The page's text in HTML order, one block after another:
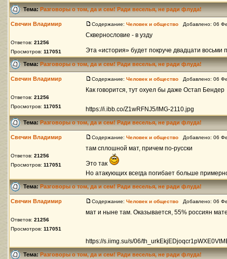
Тема:Разговоры о том, да и сем! Ради веселья, не ради флуда!
Свечин Владимир
Ответов: 21256
Просмотров: 117051
Содержание: Человек и общество Добавлено: 06
Сквернословие - в узду
Эта «история» будет покруче двадцати
Тема:Разговоры о том, да и сем! Ради веселья, не ради флуда!
Свечин Владимир
Ответов: 21256
Просмотров: 117051
Содержание: Человек и общество Добавлено: 06
Как говорится, тут охуел бы даже Остап Бендер
https://i.ibb.co/Z1wRFNJ5/IMG-2110.jpg
Тема:Разговоры о том, да и сем! Ради веселья, не ради флуда!
Свечин Владимир
Ответов: 21256
Просмотров: 117051
Содержание: Человек и общество Добавлено: 06
там сплошной мат, причем по-русски
Это так
Но атакующих всегда погибает больше
Тема:Разговоры о том, да и сем! Ради веселья, не ради флуда!
Свечин Владимир
Ответов: 21256
Просмотров: 117051
Содержание: Человек и общество Добавлено: 06
мат и ныне там. Оказывается, 55% россиян
https://s.iimg.su/s/06/
Тема:Разговоры о том, да и сем! Ради веселья, не ради флуда!